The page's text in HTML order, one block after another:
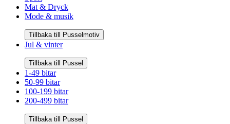
Mat & Dryck
Mode & musik
Tillbaka till Pusselmotiv
Jul & vinter
Tillbaka till Pussel
1-49 bitar
50-99 bitar
100-199 bitar
200-499 bitar
Tillbaka till Pussel